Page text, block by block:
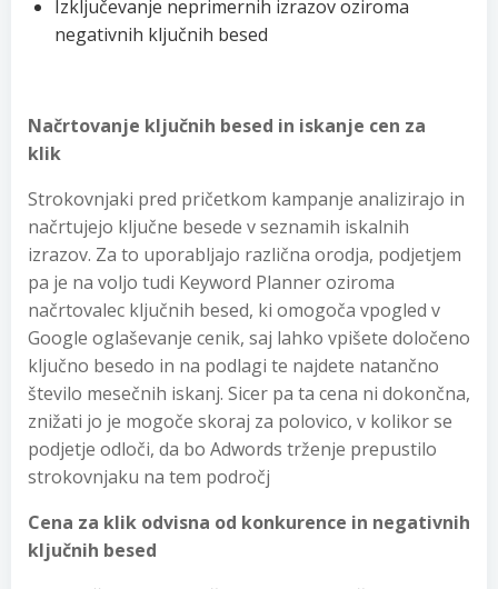
Izključevanje neprimernih izrazov oziroma
negativnih ključnih besed
Načrtovanje ključnih besed in iskanje cen za
klik
Strokovnjaki pred pričetkom kampanje analizirajo in
načrtujejo ključne besede v seznamih iskalnih
izrazov. Za to uporabljajo različna orodja, podjetjem
pa je na voljo tudi Keyword Planner oziroma
načrtovalec ključnih besed, ki omogoča vpogled v
Google oglaševanje cenik, saj lahko vpišete določeno
ključno besedo in na podlagi te najdete natančno
število mesečnih iskanj. Sicer pa ta cena ni dokončna,
znižati jo je mogoče skoraj za polovico, v kolikor se
podjetje odloči, da bo Adwords trženje prepustilo
strokovnjaku na tem področj
Cena za klik odvisna od konkurence in negativnih
ključnih besed